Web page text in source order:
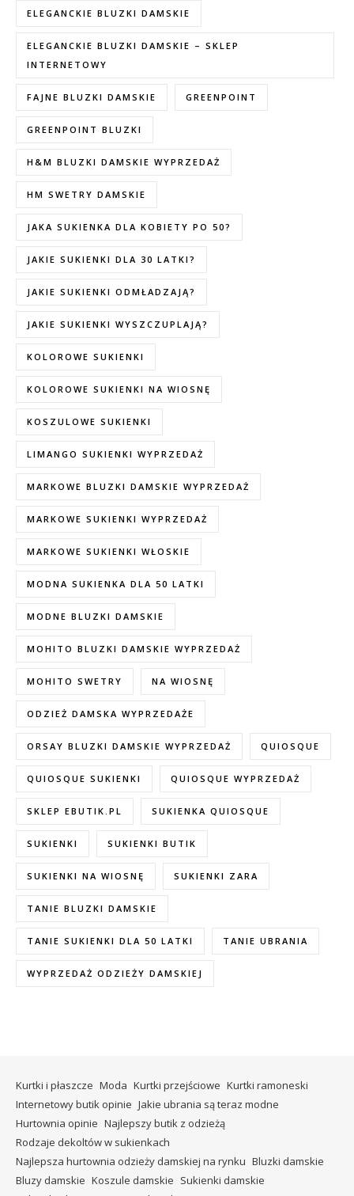
ELEGANCKIE BLUZKI DAMSKIE
ELEGANCKIE BLUZKI DAMSKIE – SKLEP
INTERNETOWY
FAJNE BLUZKI DAMSKIE GREENPOINT
GREENPOINT BLUZKI
H&M BLUZKI DAMSKIE WYPRZEDAŻ
HM SWETRY DAMSKIE
JAKA SUKIENKA DLA KOBIETY PO 50?
JAKIE SUKIENKI DLA 30 LATKI?
JAKIE SUKIENKI ODMŁADZAJĄ?
JAKIE SUKIENKI WYSZCZUPLAJĄ?
KOLOROWE SUKIENKI
KOLOROWE SUKIENKI NA WIOSNĘ
KOSZULOWE SUKIENKI
LIMANGO SUKIENKI WYPRZEDAŻ
MARKOWE BLUZKI DAMSKIE WYPRZEDAŻ
MARKOWE SUKIENKI WYPRZEDAŻ
MARKOWE SUKIENKI WŁOSKIE
MODNA SUKIENKA DLA 50 LATKI
MODNE BLUZKI DAMSKIE
MOHITO BLUZKI DAMSKIE WYPRZEDAŻ
MOHITO SWETRY NA WIOSNĘ
ODZIEŻ DAMSKA WYPRZEDAŻE
ORSAY BLUZKI DAMSKIE WYPRZEDAŻ QUIOSQUE
QUIOSQUE SUKIENKI QUIOSQUE WYPRZEDAŻ
SKLEP EBUTIK.PL SUKIENKA QUIOSQUE
SUKIENKI SUKIENKI BUTIK
SUKIENKI NA WIOSNĘ SUKIENKI ZARA
TANIE BLUZKI DAMSKIE
TANIE SUKIENKI DLA 50 LATKI TANIE UBRANIA
WYPRZEDAŻ ODZIEŻY DAMSKIEJ
Kurtki i płaszcze Moda Kurtki przejściowe Kurtki ramoneski
Internetowy butik opinie Jakie ubrania są teraz modne
Hurtownia opinie Najlepszy butik z odzieżą
Rodzaje dekoltów w sukienkach
Najlepsza hurtownia odzieży damskiej na rynku Bluzki damskie
Bluzy damskie Koszule damskie Sukienki damskie